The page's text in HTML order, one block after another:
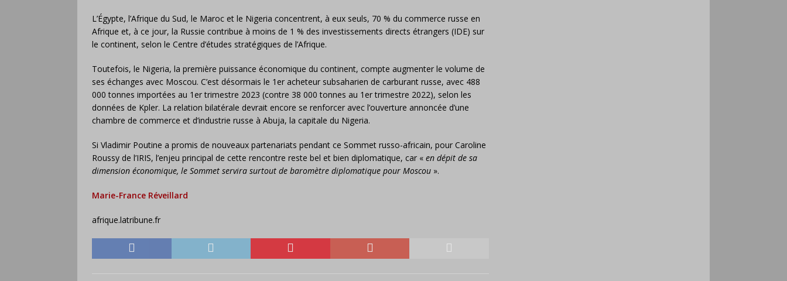
L’Égypte, l’Afrique du Sud, le Maroc et le Nigeria concentrent, à eux seuls, 70 % du commerce russe en
Afrique et, à ce jour, la Russie contribue à moins de 1 % des investissements directs étrangers (IDE) sur
le continent, selon le Centre d’études stratégiques de l’Afrique.
Toutefois, le Nigeria, la première puissance économique du continent, compte augmenter le volume de
ses échanges avec Moscou. C’est désormais le 1er acheteur subsaharien de carburant russe, avec 488
000 tonnes importées au 1er trimestre 2023 (contre 38 000 tonnes au 1er trimestre 2022), selon les
données de Kpler. La relation bilatérale devrait encore se renforcer avec l’ouverture annoncée d’une
chambre de commerce et d’industrie russe à Abuja, la capitale du Nigeria.
Si Vladimir Poutine a promis de nouveaux partenariats pendant ce Sommet russo-africain, pour Caroline
Roussy de l’IRIS, l’enjeu principal de cette rencontre reste bel et bien diplomatique, car « en dépit de sa
dimension économique, le Sommet servira surtout de baromètre diplomatique pour Moscou ».
Marie-France Réveillard
afrique.latribune.fr